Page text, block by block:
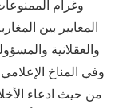
وغرام
المعايير بين
والعقلانية
وفي المناخ
من حيث ادعاء